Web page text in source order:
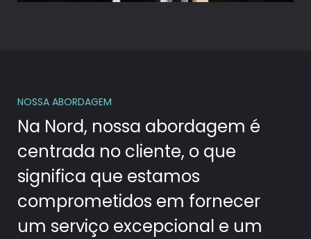
NOSSA ABORDAGEM
Na Nord, nossa abordagem é
centrada no cliente, o que
significa que estamos
comprometidos em fornecer
um serviço excepcional e um